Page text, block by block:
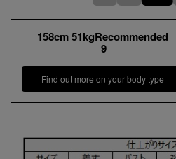
158cm 51kgRecommended
9
Find out more on your body type